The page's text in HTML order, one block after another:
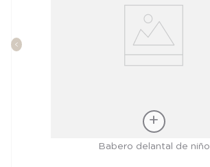
Babero delantal de niño